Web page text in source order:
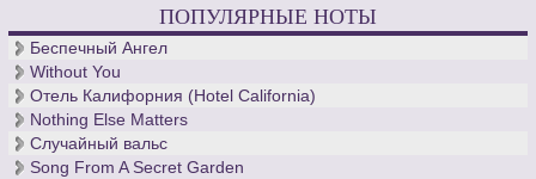
ПОПУЛЯРНЫЕ НОТЫ
Беспечный Ангел
Without You
Отель Калифорния (Hotel California)
Nothing Else Matters
Случайный вальс
Song From A Secret Garden